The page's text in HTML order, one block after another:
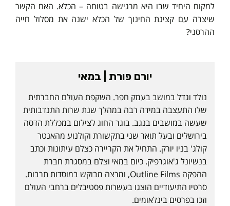
למקום היחיד שבו היא מרגישה בטוחה – הכלא. האם הקשר
שיצרה עם קצינת החינוך של הכלא ישנה את מסלול חייה
ההרסני?
יורם פורת | במאי
נולד וגדל במושב בעמק חפר. השקפת העולם החברתית
שלו התעצבה במידה רבה במהלך שנת שרות התנדבותית
שעשה במושבים בנגב. בוגר החוג לצילום במכללת הדסה
בירושלים ובעל תואר שני בתקשורת וקולנוע מהאנטר
קולג' בניו יורק. התחיל את הקריירה כצלם עיתונות וכתב
בנשיונל ג'אוגרפיק. כיום במאי וצלם במסגרת חברת
ההפקה Outline Films, ומרצה מבוקש במוסדות תרבות.
סרטיו התיעודיים הוצגו בעשרות פסטיבלים ברחבי העולם
וזכו בפרסים בינלאומים.